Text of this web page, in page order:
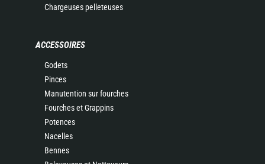
Chargeuses pelleteuses
ACCESSOIRES
Godets
Pinces
Manutention sur fourches
Fourches et Grappins
Potences
Nacelles
Bennes